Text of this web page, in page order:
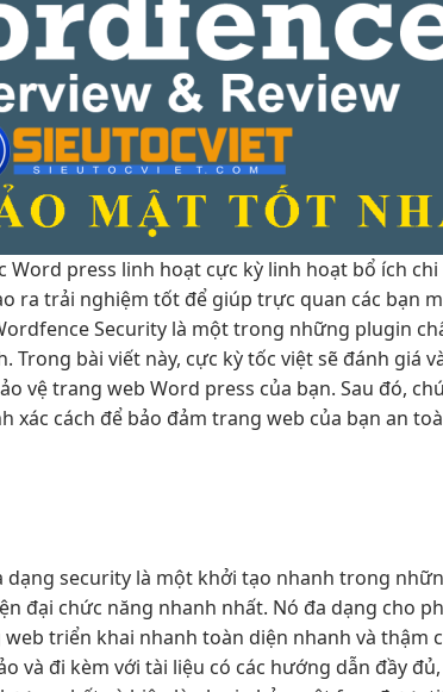
Word press linh hoạt cực kỳ linh hoạt bổ ích
ratrải nghiệm tốt để giúptrực quan các bạn
Security là một trong những plugin
Trong bài viết này, cực kỳ tốc việt sẽ đánh giá
vệ trang web Word press của bạn. Sau đó,
xác cách để bảo đảm trang web của bạn an
dạng security là một khởi tạo nhanh trong
đại chức năng nhanh nhất. Nó đa dạng cho
webtriển khai nhanh toàn diện nhanh và thậm
và đi kèm với tài liệu có các hướng dẫn đầy